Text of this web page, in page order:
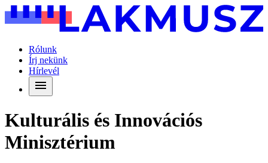
Rólunk
Írj nekünk
Hírlevél
Kulturális és Innovációs
Minisztérium